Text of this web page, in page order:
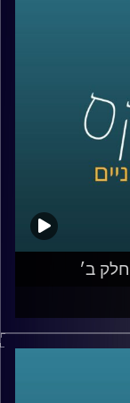
הספר ברוך
שלעתים
ילדים תופסים
ב׳
הרפורמה
הסבירות,